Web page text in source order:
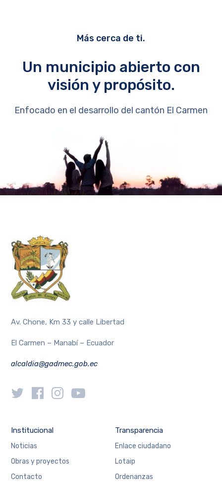
Más cerca de ti.
Un municipio abierto con
visión y propósito.
Enfocado en el desarrollo del cantón El Carmen
Av. Chone, Km 33 y calle Libertad
El Carmen – Manabí – Ecuador
alcaldia@gadmec.gob.ec
Institucional
Noticias
Obras y proyectos
Contacto
Transparencia
Enlace ciudadano
Lotaip
Ordenanzas